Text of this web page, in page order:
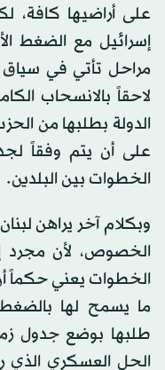
على أراضيها كافة،
إسرائيل مع الضغط
مراحل تأتي في سياق
لاحقاً بالانسحاب
الدولة بطلبها من
على أن يتم وفقاً
الخطوات بين البلدين.
وبكلام آخر يراهن
الخصوص، لأن مجرد
الخطوات يعني حكماً
ما يسمح لها
طلبها بوضع جدول
الحل العسكري الذي